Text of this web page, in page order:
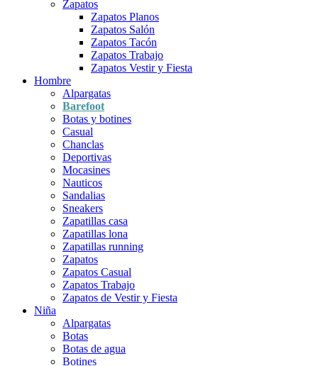
Zapatos
Zapatos Planos
Zapatos Salón
Zapatos Tacón
Zapatos Trabajo
Zapatos Vestir y Fiesta
Hombre
Alpargatas
Barefoot
Botas y botines
Casual
Chanclas
Deportivas
Mocasines
Nauticos
Sandalias
Sneakers
Zapatillas casa
Zapatillas lona
Zapatillas running
Zapatos
Zapatos Casual
Zapatos Trabajo
Zapatos de Vestir y Fiesta
Niña
Alpargatas
Botas
Botas de agua
Botines